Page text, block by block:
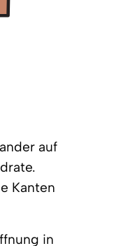
auf
Kanten
in